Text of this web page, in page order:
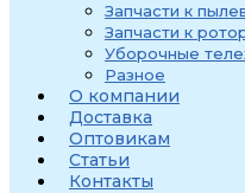
Запчасти к
Запчасти к
Уборочные
Разное
О компании
Доставка
Оптовикам
Статьи
Контакты